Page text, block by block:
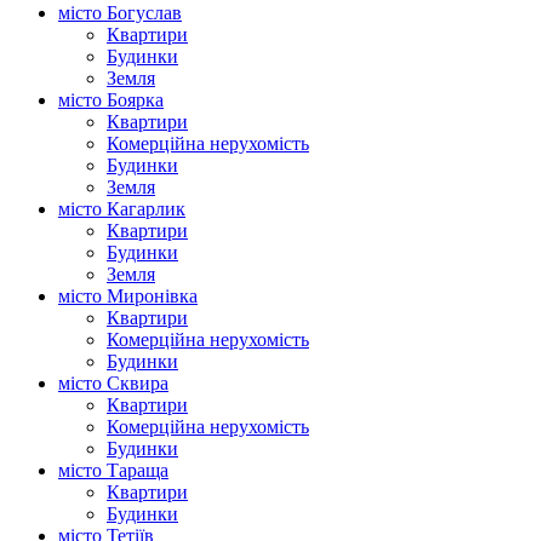
місто Богуслав
Квартири
Будинки
Земля
місто Боярка
Квартири
Комерційна нерухомість
Будинки
Земля
місто Кагарлик
Квартири
Будинки
Земля
місто Миронівка
Квартири
Комерційна нерухомість
Будинки
місто Сквира
Квартири
Комерційна нерухомість
Будинки
місто Тараща
Квартири
Будинки
місто Тетіїв